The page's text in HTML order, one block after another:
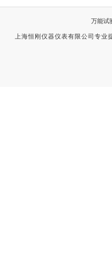
万能试
上海恒刚仪器仪表有限公司专业